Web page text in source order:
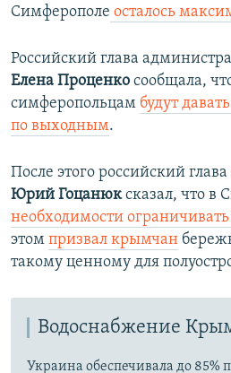
Симферополе осталось
Российский глава
Елена Проценко сообщала,
симферопольцам будут
по выходным.
После этого российский
Юрий Гоцанюксказал, что в
необходимости
этом призвал крымчан
такому ценному для
Водоснабжение
Украина обеспечивала до 85%